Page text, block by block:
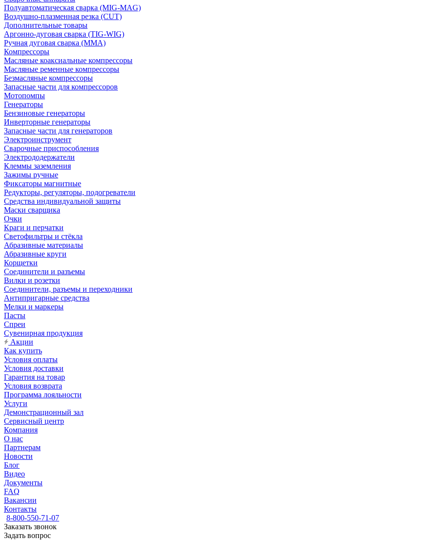
Полуавтоматическая сварка (MIG-MAG)
Воздушно-плазменная резка (CUT)
Дополнительные товары
Аргонно-дуговая сварка (TIG-WIG)
Ручная дуговая сварка (MMA)
Компрессоры
Масляные коаксиальные компрессоры
Масляные ременные компрессоры
Безмасляные компрессоры
Запасные части для компрессоров
Мотопомпы
Генераторы
Бензиновые генераторы
Инверторные генераторы
Запасные части для генераторов
Электроинструмент
Сварочные приспособления
Электрододержатели
Клеммы заземления
Зажимы ручные
Фиксаторы магнитные
Редукторы, регуляторы, подогреватели
Средства индивидуальной защиты
Маски сварщика
Очки
Краги и перчатки
Светофильтры и стёкла
Абразивные материалы
Абразивные круги
Корщетки
Соединители и разъемы
Вилки и розетки
Соединители, разъемы и переходники
Антипригарные средства
Мелки и маркеры
Пасты
Спреи
Сувенирная продукция
Акции
Как купить
Условия оплаты
Условия доставки
Гарантия на товар
Условия возврата
Программа лояльности
Услуги
Демонстрационный зал
Сервисный центр
Компания
О нас
Партнерам
Новости
Блог
Видео
Документы
FAQ
Вакансии
Контакты
8-800-550-71-07
Заказать звонок
Задать вопрос